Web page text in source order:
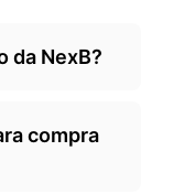
da NexB?
atua
compra